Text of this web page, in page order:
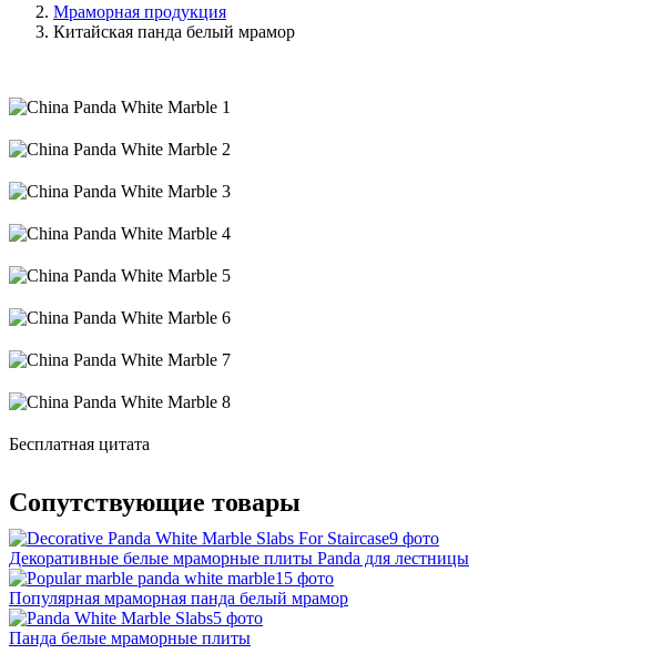
Мраморная продукция
Китайская панда белый мрамор
Бесплатная цитата
Сопутствующие товары
9 фото
Декоративные белые мраморные плиты Panda для лестницы
15 фото
Популярная мраморная панда белый мрамор
5 фото
Панда белые мраморные плиты